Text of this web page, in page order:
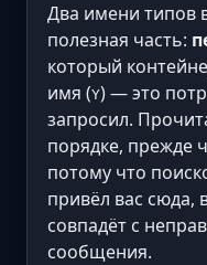
Два имени типов
полезная часть:
который
имя (Y) — это
запросил.
порядке, прежде
потому что
привёл вас сюда,
совпадёт с
сообщения.